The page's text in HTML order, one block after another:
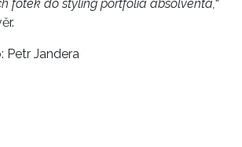
fotek do styling portfolia absolventa,“